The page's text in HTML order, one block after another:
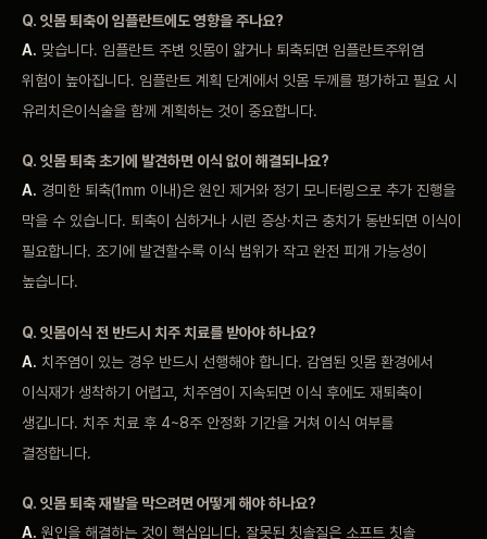
Q. 잇몸 퇴축이 임플란트에도 영향을 주나요?
A. 맞습니다. 임플란트 주변 잇몸이 얇거나 퇴축되면 임플란트주위염
위험이 높아집니다. 임플란트 계획 단계에서 잇몸 두께를 평가하고 필요 시
유리치은이식술을 함께 계획하는 것이 중요합니다.
Q. 잇몸 퇴축 초기에 발견하면 이식 없이 해결되나요?
A. 경미한 퇴축(1mm 이내)은 원인 제거와 정기 모니터링으로 추가 진행을
막을 수 있습니다. 퇴축이 심하거나 시린 증상·치근 충치가 동반되면 이식이
필요합니다. 조기에 발견할수록 이식 범위가 작고 완전 피개 가능성이
높습니다.
Q. 잇몸이식 전 반드시 치주 치료를 받아야 하나요?
A. 치주염이 있는 경우 반드시 선행해야 합니다. 감염된 잇몸 환경에서
이식재가 생착하기 어렵고, 치주염이 지속되면 이식 후에도 재퇴축이
생깁니다. 치주 치료 후 4~8주 안정화 기간을 거쳐 이식 여부를
결정합니다.
Q. 잇몸 퇴축 재발을 막으려면 어떻게 해야 하나요?
A. 원인을 해결하는 것이 핵심입니다. 잘못된 칫솔질은 소프트 칫솔